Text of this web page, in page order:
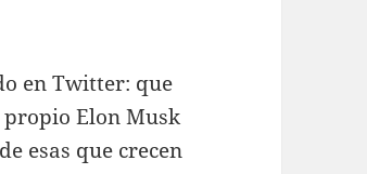
en Twitter: que
Elon Musk
esas que crecen